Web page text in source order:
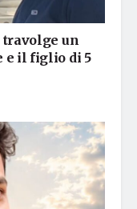
travolge un
e il figlio di 5